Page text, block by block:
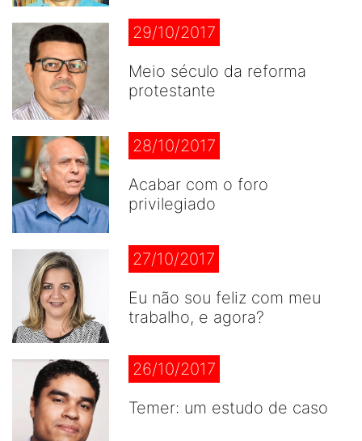
29/10/2017
Meio século da reforma
protestante
28/10/2017
Acabar com o foro
privilegiado
27/10/2017
Eu não sou feliz com meu
trabalho, e agora?
26/10/2017
Temer: um estudo de caso